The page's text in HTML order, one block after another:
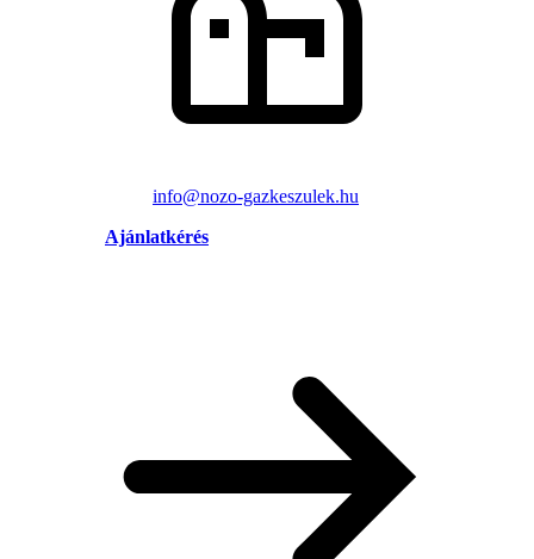
info@nozo-gazkeszulek.hu
Ajánlatkérés